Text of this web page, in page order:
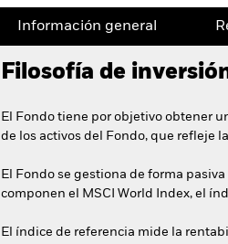
Información general
Filosofía de
El Fondo tiene por objetivo obtener
de los activos del Fondo, que refleje
El Fondo se gestiona de forma
componen el MSCI World Index, el
El índice de referencia mide la